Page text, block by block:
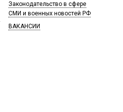
Законодательство в сфере
СМИ и военных новостей РФ
ВАКАНСИИ